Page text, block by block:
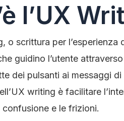
l’UX
o scrittura per l’esperienza
guidino l’utente
dei pulsanti ai messaggi
writing è facilitare
confusione e le frizioni.